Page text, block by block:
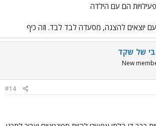
הם עם הילדה
יוצאים להצגה, מסעדה לבד לבד. וזה כיף
של שקד
New
#14